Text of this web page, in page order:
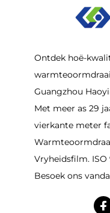
Ontdek hoë-
Guangzhou
Met meer as 29
vierkante meter
Vryheidsfilm. ISO
Besoek ons